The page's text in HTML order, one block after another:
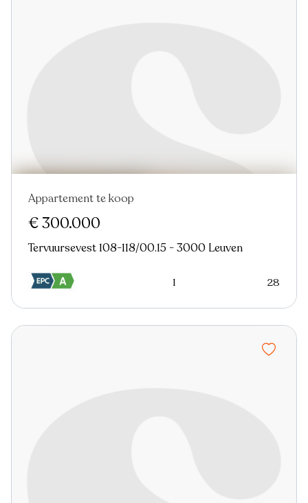
Appartement te koop
€ 300.000
Tervuursevest 108-118/00.15 - 3000 Leuven
1 28